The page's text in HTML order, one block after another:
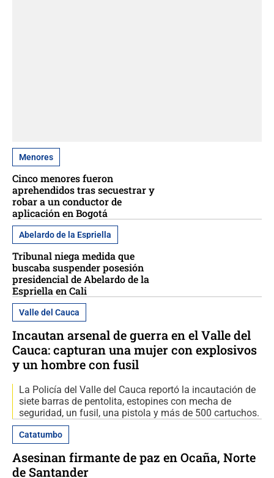
Menores
Cinco menores fueron
aprehendidos tras secuestrar y
robar a un conductor de
aplicación en Bogotá
Abelardo de la Espriella
Tribunal niega medida que
buscaba suspender posesión
presidencial de Abelardo de la
Espriella en Cali
Valle del Cauca
Incautan arsenal de guerra en el Valle del
Cauca: capturan una mujer con explosivos
y un hombre con fusil
La Policía del Valle del Cauca reportó la incautación de
siete barras de pentolita, estopines con mecha de
seguridad, un fusil, una pistola y más de 500 cartuchos.
Catatumbo
Asesinan firmante de paz en Ocaña, Norte
de Santander